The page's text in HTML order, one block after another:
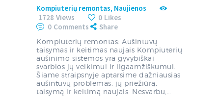
Kompiuterių remontas, Naujienos
1728 Views 0 Likes
0 Comments Share
Kompiuterių remontas: Aušintuvų
taisymas ir keitimas naujais Kompiuterių
aušinimo sistemos yra gyvybiškai
svarbios jų veikimui ir ilgaamžiškumui.
Šiame straipsnyje aptarsime dažniausias
aušintuvų problemas, jų priežiūrą,
taisymą ir keitimą naujais. Nesvarbu,…